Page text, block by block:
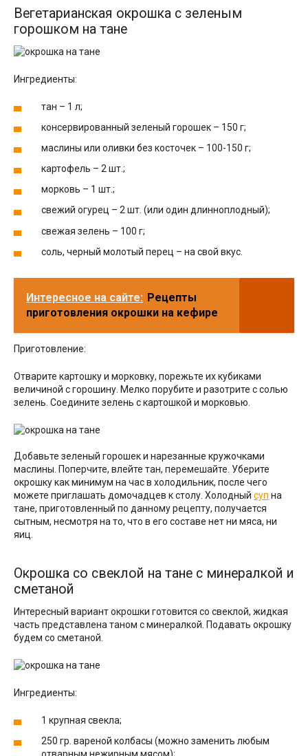
Вегетарианская окрошка с зеленым
горошком на тане
Ингредиенты:
тан – 1 л;
консервированный зеленый горошек – 150 г;
маслины или оливки без косточек – 100-150 г;
картофель – 2 шт.;
морковь – 1 шт.;
свежий огурец – 2 шт. (или один длинноплодный);
свежая зелень – 100 г;
соль, черный молотый перец – на свой вкус.
Интересное на сайте: Рецепты
приготовления окрошки на кефире
Приготовление:
Отварите картошку и морковку, порежьте их кубиками
величиной с горошину. Мелко порубите и разотрите с солью
зелень. Соедините зелень с картошкой и морковью.
Добавьте зеленый горошек и нарезанные кружочками
маслины. Поперчите, влейте тан, перемешайте. Уберите
окрошку как минимум на час в холодильник, после чего
можете приглашать домочадцев к столу. Холодный суп на
тане, приготовленный по данному рецепту, получается
сытным, несмотря на то, что в его составе нет ни мяса, ни
яиц.
Окрошка со свеклой на тане с минералкой и
сметаной
Интересный вариант окрошки готовится со свеклой, жидкая
часть представлена таном с минералкой. Подавать окрошку
будем со сметаной.
Ингредиенты:
1 крупная свекла;
250 гр. вареной колбасы (можно заменить любым